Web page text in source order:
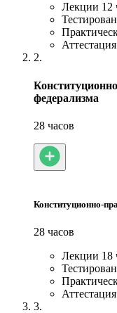
Лекции 12
Аттестация
2.
федерализма
28 часов
Конституционно-
28 часов
Лекции 18
Аттестация
3.